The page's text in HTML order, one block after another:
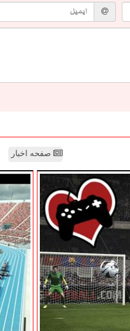
صفحه اخبار